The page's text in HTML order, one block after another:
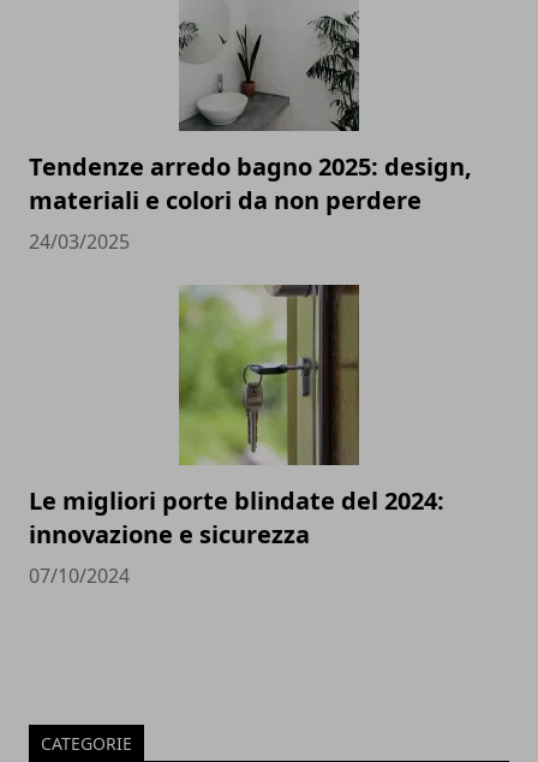
Tendenze arredo bagno 2025: design,
materiali e colori da non perdere
24/03/2025
Le migliori porte blindate del 2024:
innovazione e sicurezza
07/10/2024
CATEGORIE